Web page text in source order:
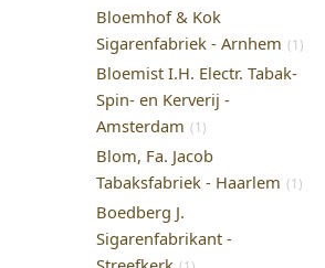
Bloemhof & Kok
Sigarenfabriek - Arnhem (1)
Bloemist I.H. Electr. Tabak-
Spin- en Kerverij -
Amsterdam (1)
Blom, Fa. Jacob
Tabaksfabriek - Haarlem (1)
Boedberg J.
Sigarenfabrikant -